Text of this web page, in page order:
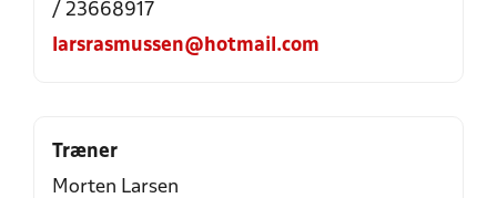
/ 23668917
larsrasmussen@hotmail.com
Træner
Morten Larsen